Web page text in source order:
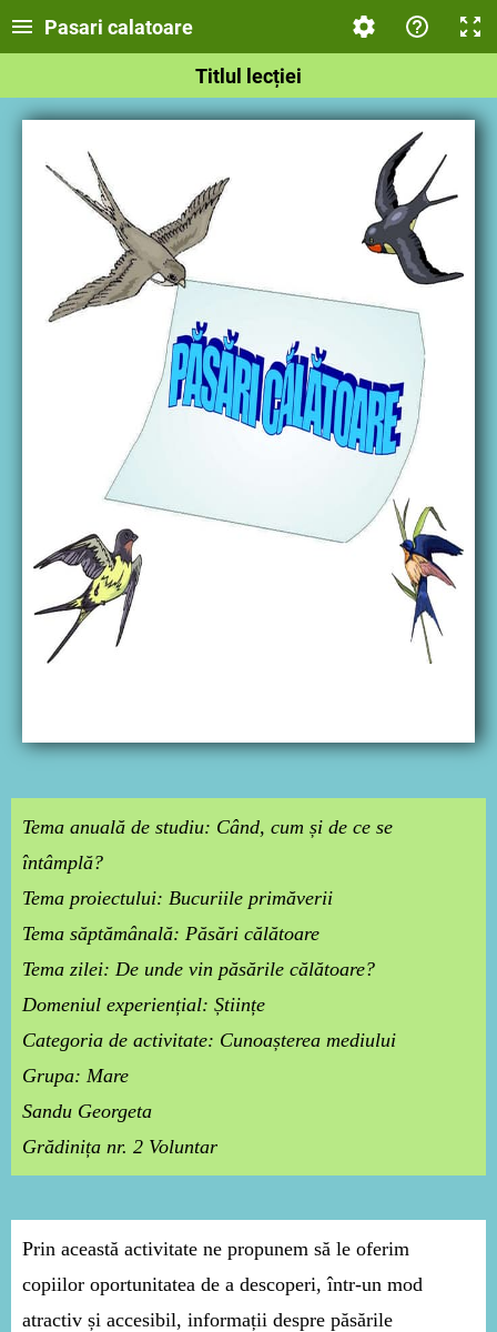
Pasari calatoare
Titlul lecției
Tema anuală de studiu: Când, cum și de ce se
întâmplă?
Tema proiectului: Bucuriile primăverii
Tema săptămânală: Păsări călătoare
Tema zilei: De unde vin păsările călătoare?
Domeniul experiențial: Științe
Categoria de activitate: Cunoașterea mediului
Grupa: Mare
Sandu Georgeta
Grădinița nr. 2 Voluntar
Prin această activitate ne propunem să le oferim
copiilor oportunitatea de a descoperi, într-un mod
atractiv și accesibil, informații despre păsările